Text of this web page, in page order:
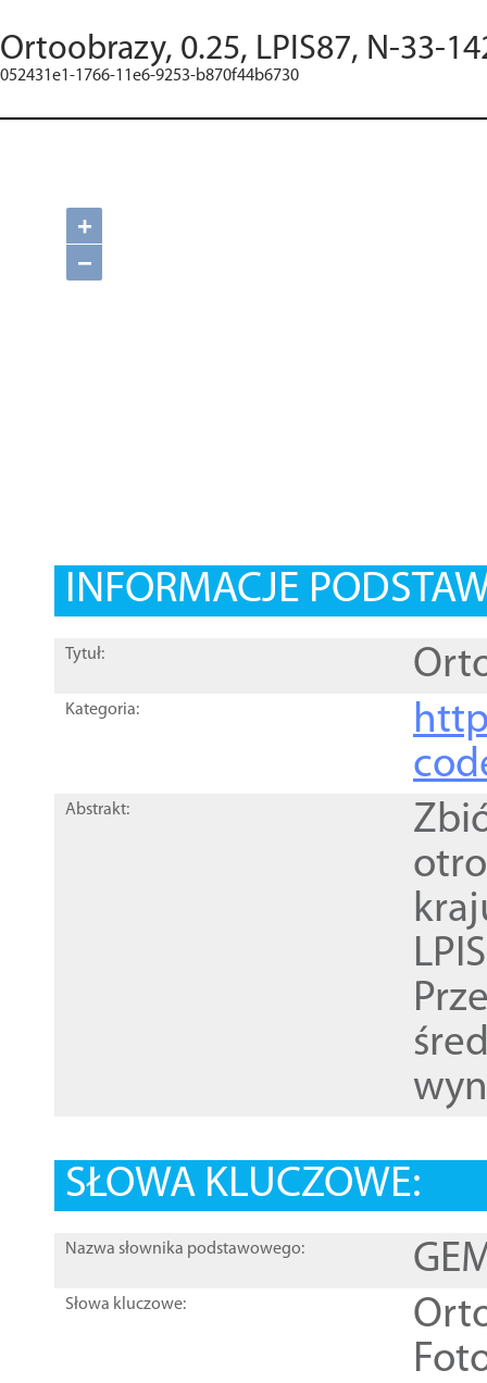
Ortoobrazy, 0.25, LPIS87, N-33-
052431e1-1766-11e6-9253-b870f44b6730
+
−
INFORMACJE
Tytuł:
Kategoria:
Abstrakt:
SŁOWA KLUCZOWE:
Nazwa słownika podstawowego:
Słowa kluczowe: